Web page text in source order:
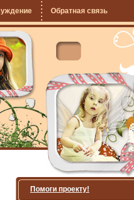
Обратная связь
Помоги проекту!